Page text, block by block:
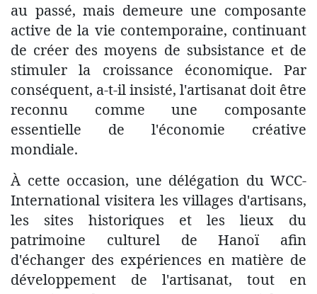
au passé, mais demeure une composante
active de la vie contemporaine, continuant
de créer des moyens de subsistance et de
stimuler la croissance économique. Par
conséquent, a-t-il insisté, l'artisanat doit être
reconnu comme une composante
essentielle de l'économie créative
mondiale.
À cette occasion, une délégation du WCC-
International visitera les villages d'artisans,
les sites historiques et les lieux du
patrimoine culturel de Hanoï afin
d'échanger des expériences en matière de
développement de l'artisanat, tout en